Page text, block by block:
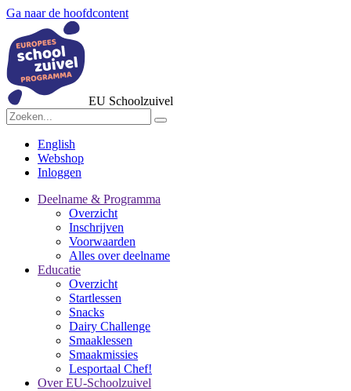
Ga naar de hoofdcontent
EU Schoolzuivel
English
Webshop
Inloggen
Deelname & Programma
Overzicht
Inschrijven
Voorwaarden
Alles over deelname
Educatie
Overzicht
Startlessen
Snacks
Dairy Challenge
Smaaklessen
Smaakmissies
Lesportaal Chef!
Over EU-Schoolzuivel